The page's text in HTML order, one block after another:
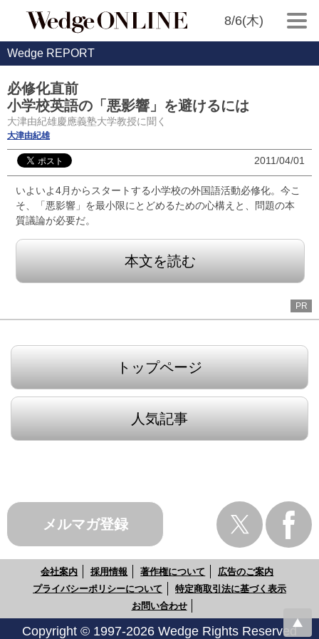
8/6(木)
Wedge REPORT
必修化直前
小学校英語の「悪影響」を避けるには
大津由紀雄慶應義塾大学教授に聞く
大津由紀雄
2011/04/01
いよいよ4月からスタートする小学校の外国語活動必修化。今こ
そ、「悪影響」を最小限にとどめるための心構えと、問題の本
質議論が必要だ。
本文を読む
PR
トップページ
人気記事
メルマガ登録
会社案内 採用情報 著作権について
広告のご案内
プライバシーポリシーについて
特定商取引法に基づく表示
お問い合わせ
Copyright © 1997-2026 Wedge Rights Reserved